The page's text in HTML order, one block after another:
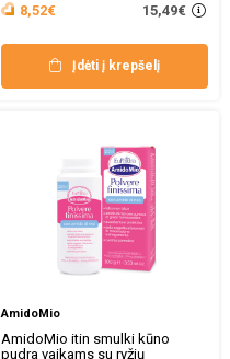
8,52€
15,49€
Įdėti į krepšelį
AmidoMio
AmidoMio itin smulki kūno
pudra vaikams su ryžių